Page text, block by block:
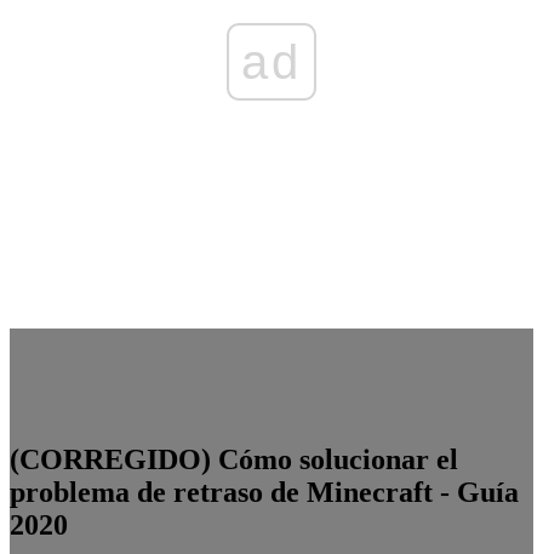
ad
(CORREGIDO) Cómo solucionar el
problema de retraso de Minecraft - Guía
2020